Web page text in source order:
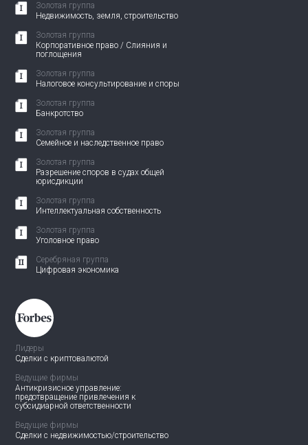
Золотая группа
Недвижимость, земля, строительство
Золотая группа
Корпоративное право / Слияния и
поглощения
Золотая группа
Налоговое консультирование и споры
Золотая группа
Банкротство
Золотая группа
Семейное и наследственное право
Золотая группа
Разрешение споров в судах общей
юрисдикции
Золотая группа
Интеллектуальная собственность
Золотая группа
Уголовное право
Серебряная группа
Цифровая экономика
Лидеры
Сделки с криптовалютой
Ведущие фирмы
Антикризисное управление:
предотвращение привлечения к
субсидиарной ответственности
Ведущие фирмы
Сделки с недвижимостью/строительство